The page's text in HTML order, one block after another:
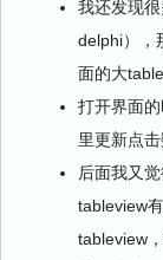
我还发现
delphi），
面的大
打开界面
里更新点
后面我又
tableview
tableview